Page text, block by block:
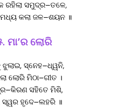
ରହିଲା ସମୁଦ୍ର–ତଳେ,
କଲା ଜଳ–ଶୟନ ॥
ମା’ର ଲୋରି
ସ୍ନେହ–ଧ୍ୱନି,
ଲୋରି ମିଠା–ଗୀତ ।
ସହିତେ ମିଶି,
ସ୍ୱର ହୃଦେ–ଲହରି ॥